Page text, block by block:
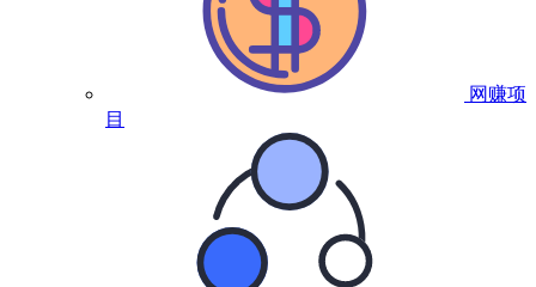
网赚项
目